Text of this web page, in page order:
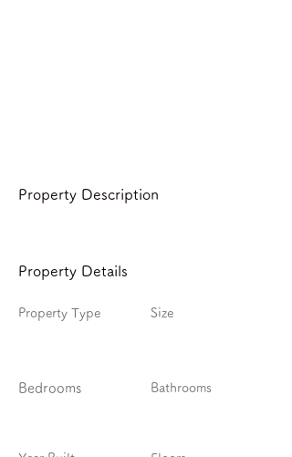
Property Description
Property Details
Property Type
Bedrooms
Size
Bathrooms